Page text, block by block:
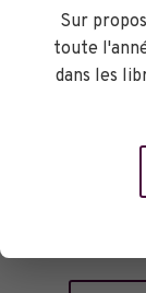
Pour
nous
Sur
toute
dans les